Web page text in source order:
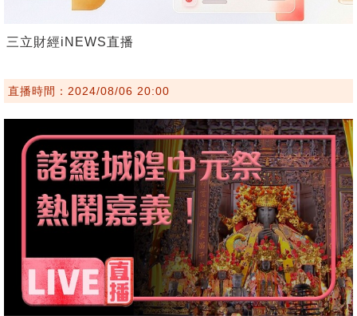
三立財經iNEWS直播
直播時間：2024/08/06 20:00